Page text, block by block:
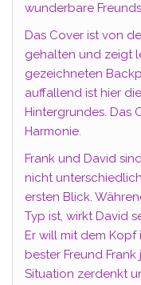
wunderbare
Das Cover ist von
gehalten und zeigt
gezeichneten
auffallend ist hier
Hintergrundes. Das
Harmonie.
Frank und David
nicht
ersten Blick.
Typ ist, wirkt David
Er will mit dem Kopf
bester Freund
Situation zerdenkt